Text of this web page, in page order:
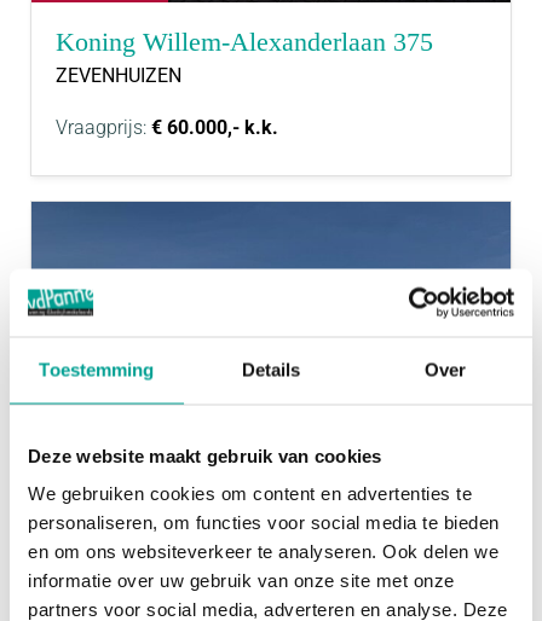
Toestemming Details Over
Deze website maakt gebruik van cookies
We gebruiken cookies om content en advertenties te
personaliseren, om functies voor social media te bieden
en om ons websiteverkeer te analyseren. Ook delen we
informatie over uw gebruik van onze site met onze
partners voor social media, adverteren en analyse. Deze
Koning Willem-Alexanderlaan 375
ZEVENHUIZEN
Vraagprijs: € 60.000,- k.k.
VERHUURD
Koning Willem-Alexanderlaan 263
ZEVENHUIZEN